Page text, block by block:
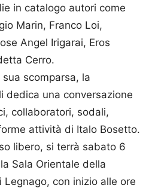
in catalogo autori come
Marin, Franco Loi,
Angel Irigarai, Eros
Cerro.
scomparsa, la
dedica una conversazione
collaboratori, sodali,
attività di Italo Bosetto.
libero, si terrà sabato 6
Sala Orientale della
Legnago, con inizio alle ore